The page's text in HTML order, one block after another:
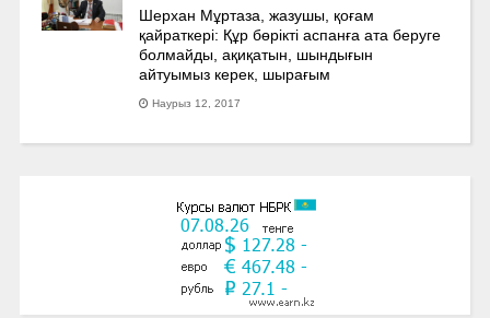
Шерхан Мұртаза, жазушы, қоғам
қайраткері: Құр бөрікті аспанға ата беруге
болмайды, ақиқатын, шындығын
айтуымыз керек, шырағым
Наурыз 12, 2017